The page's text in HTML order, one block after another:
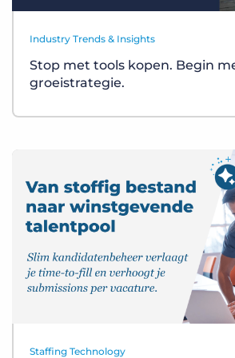
Industry Trends & Insights
Stop met tools kopen. Begin
groeistrategie.
Staffing Technology